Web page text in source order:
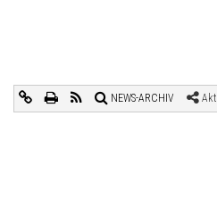
NEWS-ARCHIV